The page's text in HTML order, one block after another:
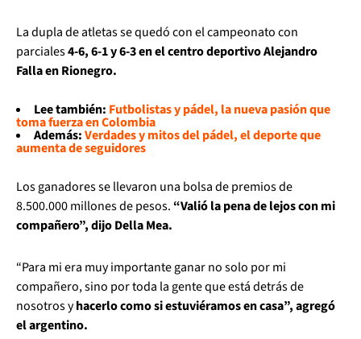
La dupla de atletas se quedó con el campeonato con
parciales4-6, 6-1 y 6-3 en el centro deportivo Alejandro
Falla en Rionegro.
Lee también: Futbolistas y pádel, la nueva pasión que
toma fuerza en Colombia
Además:Verdades y mitos del pádel, el deporte que
aumenta de seguidores
Los ganadores se llevaron una bolsa de premios de
8.500.000 millones de pesos. “Valió la pena de lejos con mi
compañero”, dijo Della Mea.
“Para mi era muy importante ganar no solo por mi
compañero, sino por toda la gente que está detrás de
nosotros yhacerlo como si estuviéramos en casa”, agregó
el argentino.